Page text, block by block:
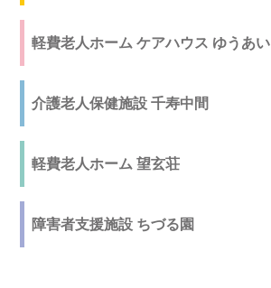
軽費老人ホーム ケアハウス ゆうあい
介護老人保健施設 千寿中間
軽費老人ホーム 望玄荘
障害者支援施設 ちづる園